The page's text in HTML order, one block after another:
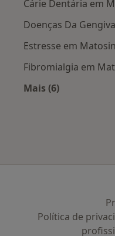
Cárie Dentária em
Doenças Da
Estresse em
Fibromialgia em
Mais (6)
Política de